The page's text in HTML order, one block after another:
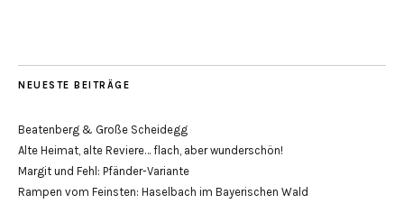
NEUESTE BEITRÄGE
Beatenberg & Große Scheidegg
Alte Heimat, alte Reviere… flach, aber wunderschön!
Margit und Fehl: Pfänder-Variante
Rampen vom Feinsten: Haselbach im Bayerischen Wald